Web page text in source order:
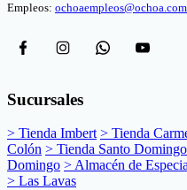
Empleos:
Sucursales
> Tienda Imbert > Tienda
Colón > Tienda Santo Domingo
Domingo > Almacén de
> Las Lavas